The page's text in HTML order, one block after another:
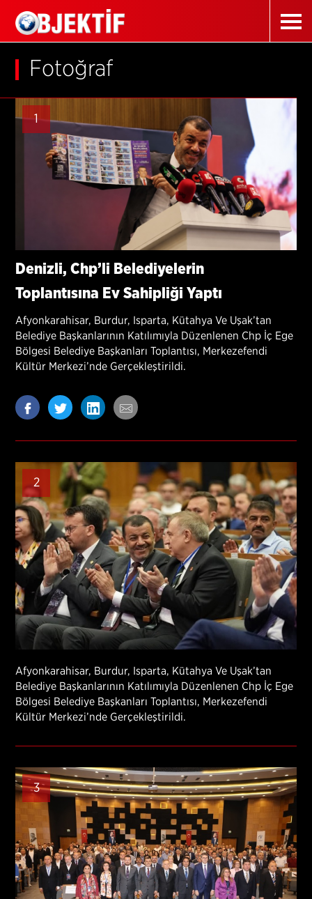
Fotoğraf
1
Denizli, Chp’li Belediyelerin
Toplantısına Ev Sahipliği Yaptı
Afyonkarahisar, Burdur, Isparta, Kütahya Ve Uşak’tan
Belediye Başkanlarının Katılımıyla Düzenlenen Chp İç Ege
Bölgesi Belediye Başkanları Toplantısı, Merkezefendi
Kültür Merkezi’nde Gerçekleştirildi.
2
Afyonkarahisar, Burdur, Isparta, Kütahya Ve Uşak’tan
Belediye Başkanlarının Katılımıyla Düzenlenen Chp İç Ege
Bölgesi Belediye Başkanları Toplantısı, Merkezefendi
Kültür Merkezi’nde Gerçekleştirildi.
3